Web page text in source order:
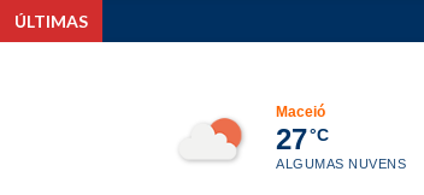
ÚLTIMAS
Maceió
27°C
ALGUMAS NUVENS